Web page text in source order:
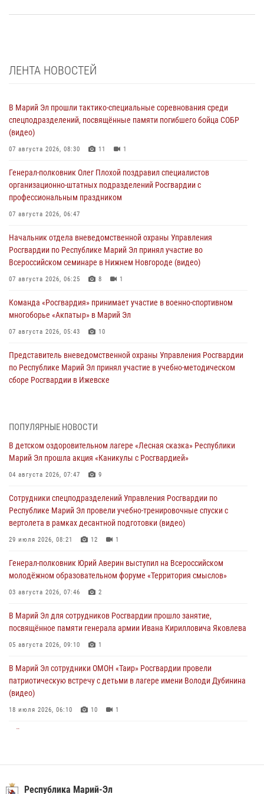
ЛЕНТА НОВОСТЕЙ
В Марий Эл прошли тактико-специальные соревнования среди
спецподразделений, посвящённые памяти погибшего бойца СОБР
(видео)
07 августа 2026, 08:30 11 1
Генерал-полковник Олег Плохой поздравил специалистов
организационно-штатных подразделений Росгвардии с
профессиональным праздником
07 августа 2026, 06:47
Начальник отдела вневедомственной охраны Управления
Росгвардии по Республике Марий Эл принял участие во
Всероссийском семинаре в Нижнем Новгороде (видео)
07 августа 2026, 06:25 8 1
Команда «Росгвардия» принимает участие в военно-спортивном
многоборье «Акпатыр» в Марий Эл
07 августа 2026, 05:43 10
Представитель вневедомственной охраны Управления Росгвардии
по Республике Марий Эл принял участие в учебно-методическом
сборе Росгвардии в Ижевске
провели более 90 проверок мест хранения гражданского оружия
06 августа 2026, 08:00
В Марий Эл сотрудники вневедомственной охраны Росгвардии за
05 августа 2026, 09:44
В Марий Эл для сотрудников Росгвардии прошло занятие,
посвящённое памяти генерала армии Ивана Кирилловича Яковлева
В детском оздоровительном лагере «Лесная сказка» Республики
Марий Эл прошла акция «Каникулы с Росгвардией»
Сотрудники Центра лицензионно-разрешительной работы
Управления Росгвардии по Республике Марий Эл приняли участие в
04 августа 2026, 06:46
ПОПУЛЯРНЫЕ НОВОСТИ
В детском оздоровительном лагере «Лесная сказка» Республики
Марий Эл прошла акция «Каникулы с Росгвардией»
04 августа 2026, 07:47 9
Сотрудники спецподразделений Управления Росгвардии по
Республике Марий Эл провели учебно-тренировочные спуски с
вертолета в рамках десантной подготовки (видео)
29 июля 2026, 08:21 12 1
Генерал-полковник Юрий Аверин выступил на Всероссийском
молодёжном образовательном форуме «Территория смыслов»
03 августа 2026, 07:46 2
В Марий Эл для сотрудников Росгвардии прошло занятие,
посвящённое памяти генерала армии Ивана Кирилловича Яковлева
05 августа 2026, 09:10 1
В Марий Эл сотрудники ОМОН «Таир» Росгвардии провели
патриотическую встречу с детьми в лагере имени Володи Дубинина
(видео)
18 июля 2026, 06:10 10 1
В Марий Эл сотрудники Росгвардии присоединились к масштабной
Республика Марий-Эл